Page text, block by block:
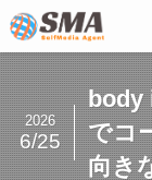
body
でコ
向き
2026
6/25